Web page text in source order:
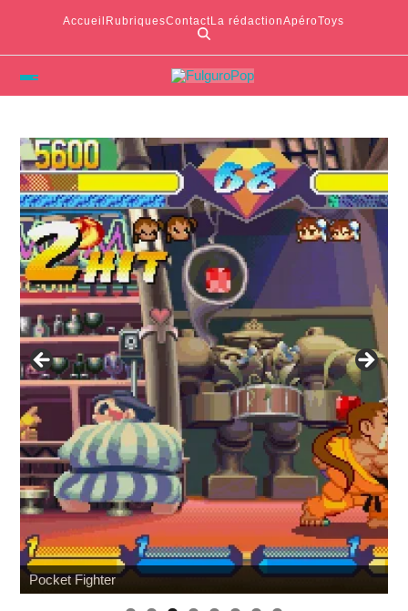
Accueil RubriquesContactLa rédactionApéroToys
Pocket Fighter